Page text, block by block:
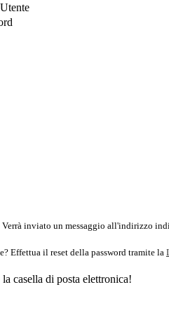
Verrà inviato un messaggio all'indirizzo
Effettua il reset della password tramite la
casella di posta elettronica!